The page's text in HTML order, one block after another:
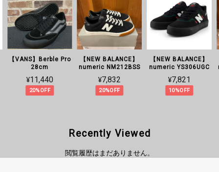
【VANS】Berble Pro
28cm
¥11,440
20%OFF
【NEW BALANCE】
numeric NM212BSS
¥7,832
20%OFF
【NEW BALANCE】
numeric YS306UGC
¥7,821
10%OFF
Recently Viewed
閲覧履歴はまだありません。